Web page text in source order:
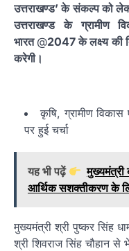
उत्तराखण्ड’ के संकल्प को
उत्तराखण्ड के ग्रामीण
भारत @2047 के लक्ष्य की
करेगी।
कृषि, ग्रामीण
पर हुई चर्चा
यह भी पढ़ें
मुख्यमंत्री
आर्थिक सशक्तीकरण के
मुख्यमंत्री श्री पुष्कर सिंह
श्री शिवराज सिंह चौहान